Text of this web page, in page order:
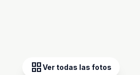
grid_viewVer todas las fotos